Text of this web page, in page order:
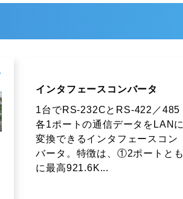
インタフェースコンバータ
1台でRS-232CとRS-422／485
各1ポートの通信データをLANに
変換できるインタフェースコン
バータ。特徴は、①2ポートとも
に最高921.6K...